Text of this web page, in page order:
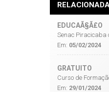
EDUCAÃ§Ã£O
Senac Piracicaba
Em: 05/02/2024
GRATUITO
Curso de
Em: 29/01/2024